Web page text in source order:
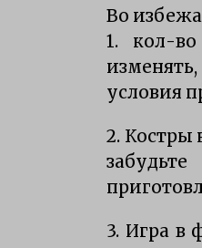
Во
1. кол-
условия
2. Костры
3. Игра в